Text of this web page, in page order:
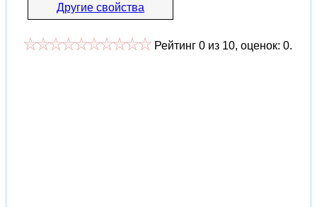
Другие свойства
Рейтинг 0 из 10, оценок: 0.